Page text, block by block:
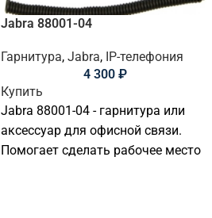
Jabra 88001-04
Гарнитура, Jabra, IP-телефония
4 300₽
Купить
Jabra 88001-04 - гарнитура или
аксессуар для офисной связи.
Помогает сделать рабочее место